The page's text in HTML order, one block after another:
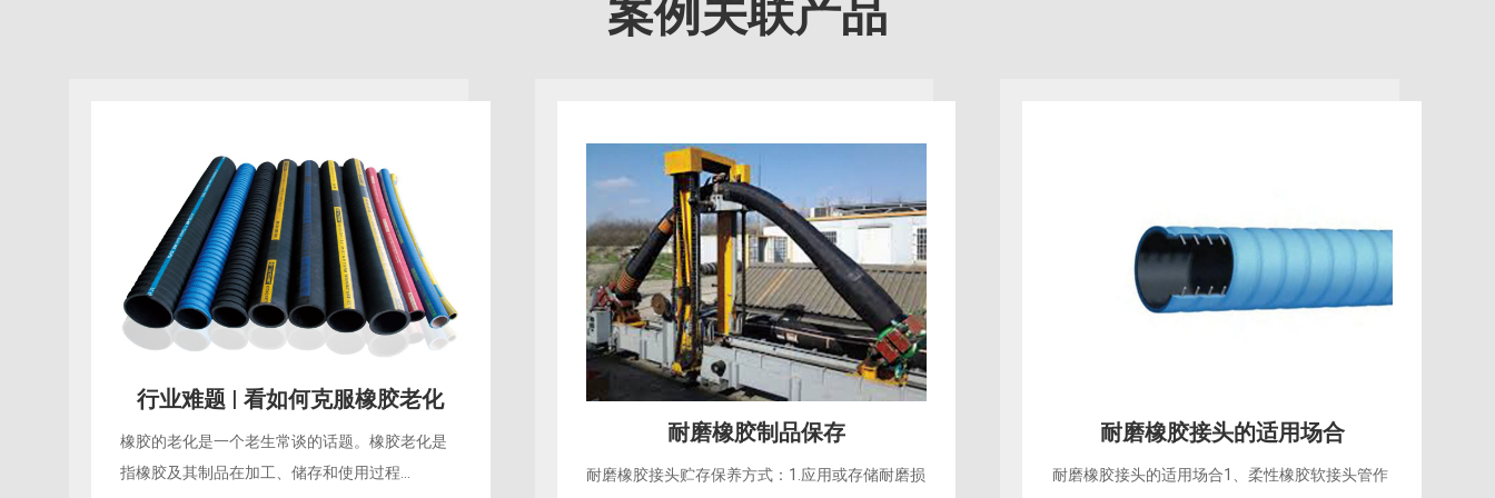
案例关联产品
行业难题 | 看如何克服橡胶老化
橡胶的老化是一个老生常谈的话题。橡胶老化是
指橡胶及其制品在加工、储存和使用过程...
耐磨橡胶制品保存
耐磨橡胶接头贮存保养方式：1.应用或存储耐磨损
耐磨橡胶接头的适用场合
耐磨橡胶接头的适用场合1、柔性橡胶软接头管作